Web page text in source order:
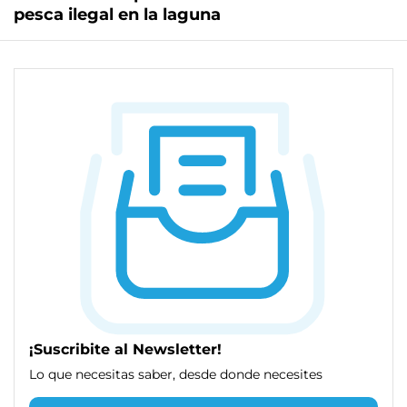
pesca ilegal en la laguna
¡Suscribite al Newsletter!
Lo que necesitas saber, desde donde necesites